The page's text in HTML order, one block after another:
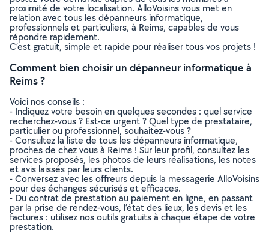
proximité de votre localisation. AlloVoisins vous met en
relation avec tous les dépanneurs informatique,
professionnels et particuliers, à Reims, capables de vous
répondre rapidement.
C’est gratuit, simple et rapide pour réaliser tous vos projets !
Comment bien choisir un dépanneur informatique à
Reims ?
Voici nos conseils :
- Indiquez votre besoin en quelques secondes : quel service
recherchez-vous ? Est-ce urgent ? Quel type de prestataire,
particulier ou professionnel, souhaitez-vous ?
- Consultez la liste de tous les dépanneurs informatique,
proches de chez vous à Reims ! Sur leur profil, consultez les
services proposés, les photos de leurs réalisations, les notes
et avis laissés par leurs clients.
- Conversez avec les offreurs depuis la messagerie AlloVoisins
pour des échanges sécurisés et efficaces.
- Du contrat de prestation au paiement en ligne, en passant
par la prise de rendez-vous, l’état des lieux, les devis et les
factures : utilisez nos outils gratuits à chaque étape de votre
prestation.